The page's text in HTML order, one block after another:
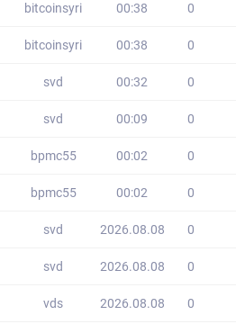
bitcoinsyri 00:38 0
bitcoinsyri 00:38 0
svd 00:32 0
svd 00:09 0
bpmc55 00:02 0
bpmc55 00:02 0
svd 2026.08.08 0
svd 2026.08.08 0
vds 2026.08.08 0